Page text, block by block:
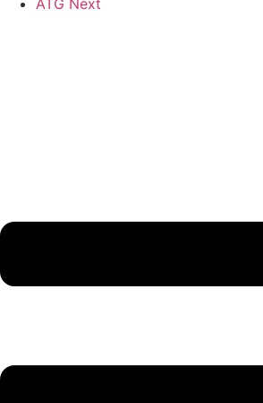
ATG Next